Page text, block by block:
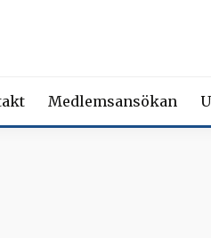
Medlemsansökan